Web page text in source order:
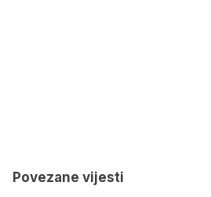
Povezane vijesti